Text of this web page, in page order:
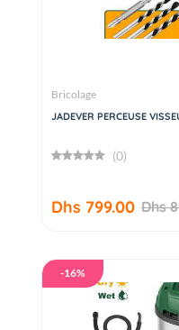
Bricolage
JADEVER PERCEUSE
(0)
Dhs 799.00 Dhs
-16%